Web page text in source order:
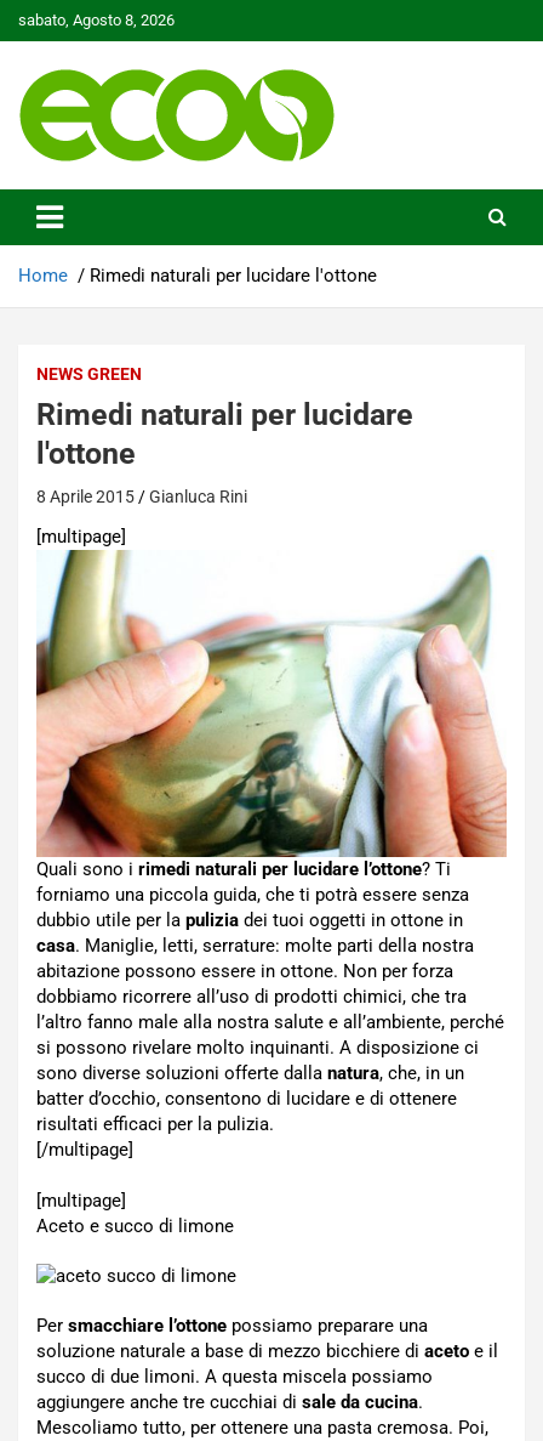
to
sabato, Agosto 8, 2026
Ecoo.it
Home Rimedi naturali per lucidare l'ottone
NEWS GREEN
Rimedi naturali per lucidare
l'ottone
8 Aprile 2015 Gianluca Rini
[multipage]
Quali sono i rimedi naturali per lucidare l’ottone? Ti
forniamo una piccola guida, che ti potrà essere senza
dubbio utile per la pulizia dei tuoi oggetti in ottone in
casa. Maniglie, letti, serrature: molte parti della nostra
abitazione possono essere in ottone. Non per forza
dobbiamo ricorrere all’uso di prodotti chimici, che tra
l’altro fanno male alla nostra salute e all’ambiente, perché
si possono rivelare molto inquinanti. A disposizione ci
sono diverse soluzioni offerte dalla natura, che, in un
batter d’occhio, consentono di lucidare e di ottenere
risultati efficaci per la pulizia.
[/multipage]
[multipage]
Aceto e succo di limone
Per smacchiare l’ottone possiamo preparare una
soluzione naturale a base di mezzo bicchiere di aceto e il
succo di due limoni. A questa miscela possiamo
aggiungere anche tre cucchiai di sale da cucina.
Mescoliamo tutto, per ottenere una pasta cremosa. Poi,